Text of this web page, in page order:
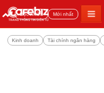
Đọc nhiều Mới nhất
Kinh doanh Tài chính ngân hàng